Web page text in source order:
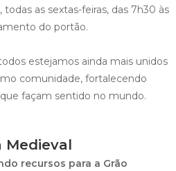
as sextas-feiras, das 7h30 às
do portão.
estejamos ainda mais unidos
comunidade, fortalecendo
façam sentido no mundo.
Medieval
recursos para a Grão